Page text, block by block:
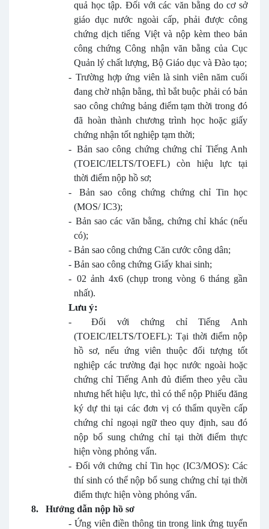
quả học tập. Đối với các văn bằng do cơ sở
giáo dục nước ngoài cấp, phải được công
chứng dịch tiếng Việt và nộp kèm theo bản
công chứng Công nhận văn bằng của Cục
Quản lý chất lượng, Bộ Giáo dục và Đào tạo;
- Trường hợp ứng viên là sinh viên năm cuối
đang chờ nhận bằng, thì bắt buộc phải có bản
sao công chứng bảng điểm tạm thời trong đó
đã hoàn thành chương trình học hoặc giấy
chứng nhận tốt nghiệp tạm thời;
- Bản sao công chứng chứng chỉ Tiếng Anh
(TOEIC/IELTS/TOEFL) còn hiệu lực tại
thời điểm nộp hồ sơ;
-
Bản sao công chứng chứng chỉ Tin học
(MOS/ IC3);
- Bản sao các văn bằng, chứng chỉ khác (nếu
có);
- Bản sao công chứng Căn cước công dân;
- Bản sao công chứng Giấy khai sinh;
- 02 ảnh 4x6 (chụp trong vòng 6 tháng gần
nhất).
Lưu ý:
-
Đối với chứng chỉ Tiếng Anh
(TOEIC/IELTS/TOEFL): Tại thời điểm nộp
hồ sơ, nếu ứng viên thuộc đối tượng tốt
nghiệp các trường đại học nước ngoài hoặc
chứng chỉ Tiếng Anh đủ điểm theo yêu cầu
nhưng hết hiệu lực, thì có thể nộp Phiếu đăng
ký dự thi tại các đơn vị có thẩm quyền cấp
chứng chỉ ngoại ngữ theo quy định, sau đó
nộp bổ sung chứng chỉ tại thời điểm thực
hiện vòng phỏng vấn.
- Đối với chứng chỉ Tin học (IC3/MOS): Các
thí sinh có thể nộp bổ sung chứng chỉ tại thời
điểm thực hiện vòng phỏng vấn.
8.
Hướng dẫn nộp hồ sơ
- Ứng viên điền thông tin trong link ứng tuyển